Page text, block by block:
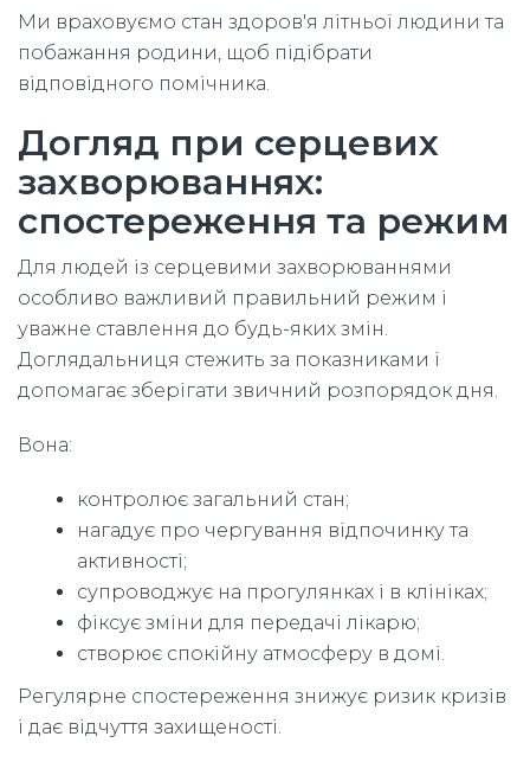
Ми враховуємо стан здоров'я літньої людини та
побажання родини, щоб підібрати
відповідного помічника.
Догляд при серцевих
захворюваннях:
спостереження та режим
Для людей із серцевими захворюваннями
особливо важливий правильний режим і
уважне ставлення до будь-яких змін.
Доглядальниця стежить за показниками і
допомагає зберігати звичний розпорядок дня.
Вона:
контролює загальний стан;
нагадує про чергування відпочинку та
активності;
супроводжує на прогулянках і в клініках;
фіксує зміни для передачі лікарю;
створює спокійну атмосферу в домі.
Регулярне спостереження знижує ризик кризів
і дає відчуття захищеності.